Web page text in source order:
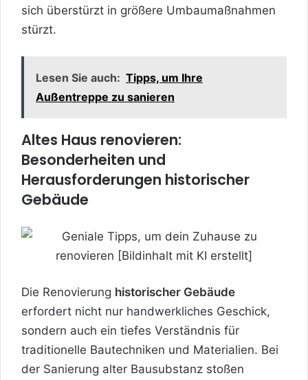
sich überstürzt in größere Umbaumaßnahmen
stürzt.
Lesen Sie auch: Tipps, um Ihre
Außentreppe zu sanieren
Altes Haus renovieren:
Besonderheiten und
Herausforderungen historischer
Gebäude
Die Renovierung historischer Gebäude
erfordert nicht nur handwerkliches Geschick,
sondern auch ein tiefes Verständnis für
traditionelle Bautechniken und Materialien. Bei
der Sanierung alter Bausubstanz stoßen